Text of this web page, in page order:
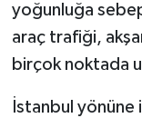
yoğunluğa
araç trafiği,
birçok noktada
İstanbul